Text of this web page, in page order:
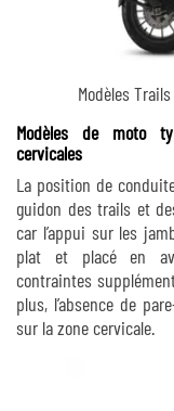
Modèles
Modèles de moto
cervicales
La position de
guidon des trails et
car l’appui sur les
plat et placé en
contraintes
plus, l’absence de
sur la zone cervicale.